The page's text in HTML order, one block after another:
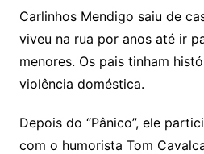
Carlinhos Mendigo saiu de
viveu na rua por anos até ir
menores. Os pais tinham
violência doméstica.
Depois do “Pânico”, ele
com o humorista Tom